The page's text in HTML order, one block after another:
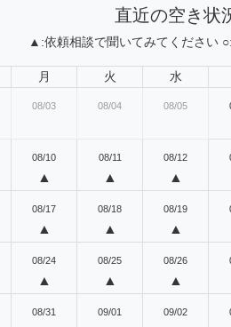
直近の空き状
▲:依頼相談で聞いてみてください ○:
月 火 水
08/03 08/04 08/05
08/10
▲
08/11
▲
08/12
▲
08/17
▲
08/18
▲
08/19
▲
08/24
▲
08/25
▲
08/26
▲
08/31 09/01 09/02